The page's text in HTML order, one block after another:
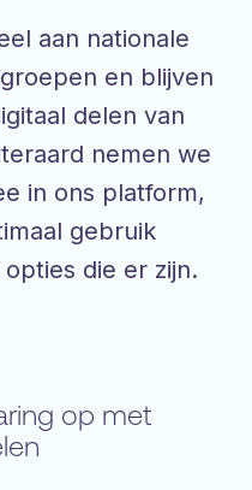
aan nationale
en blijven
delen van
nemen we
in ons platform,
gebruik
die er zijn.
op met